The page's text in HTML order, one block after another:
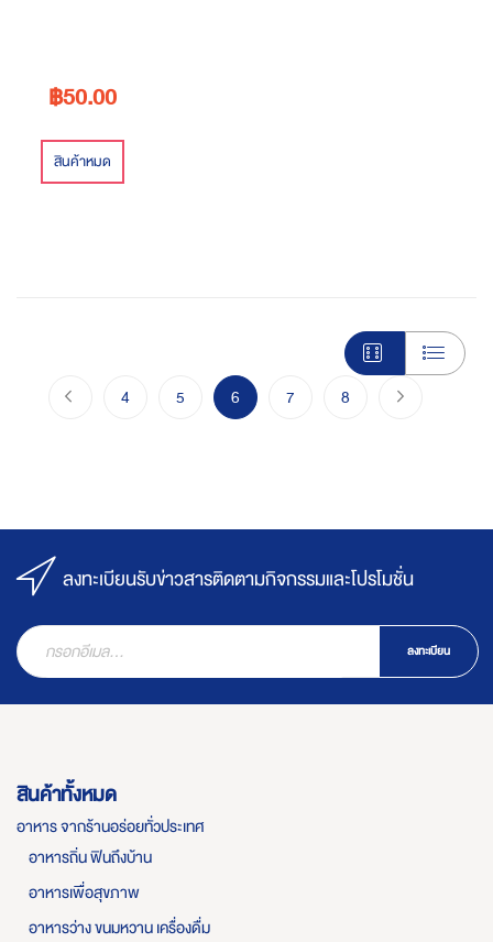
฿50.00
สินค้าหมด
Page ก่อนหน้าPage
4 Page
5 You're currently reading page
6 Page
7 Page
8
ลงทะเบียนรับข่าวสารติดตามกิจกรรมและโปรโมชั่น
ลงทะเบียน
สินค้าทั้งหมด
อาหาร จากร้านอร่อยทั่วประเทศ
อาหารถิ่น ฟินถึงบ้าน
อาหารเพื่อสุขภาพ
อาหารว่าง ขนมหวาน เครื่องดื่ม